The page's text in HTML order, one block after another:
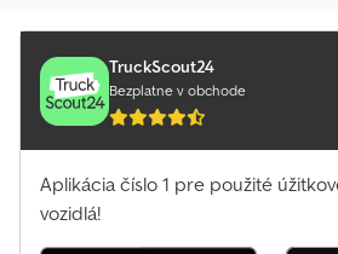
Pre viac informácií kontaktujte skupinu
TruckScout24
Bezplatne v obchode
Aplikácia číslo 1 pre použité
vozidlá!